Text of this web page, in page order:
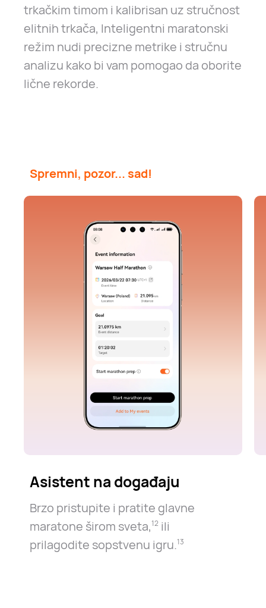
trkačkim timom i kalibrisan uz stručnost
elitnih trkača, Inteligentni maratonski
režim nudi precizne metrike i stručnu
analizu kako bi vam pomogao da oborite
lične rekorde.
Spremni, pozor... sad!
Asistent na događaju
Brzo pristupite i pratite glavne
maratone širom sveta⁠,⁠12 ili
prilagodite sopstvenu igru.⁠13